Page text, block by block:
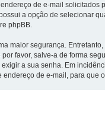
de e-mail solicitados
a opção de selecionar
phpBB.
maior segurança.
favor, salve-a de forma
a sua senha. Em
de e-mail, para que